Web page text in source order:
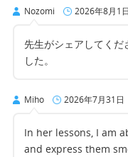
Nozomi 2026年8月1日
先生がシェアしてくだ
した。
Miho 2026年7月31日
In her lessons, I am
and express them